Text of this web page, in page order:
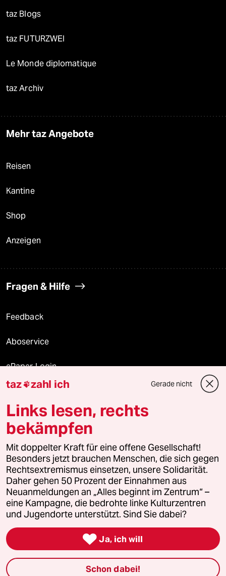
taz Blogs
taz FUTURZWEI
Le Monde diplomatique
taz Archiv
Mehr taz Angebote
Reisen
Kantine
Shop
Anzeigen
Fragen & Hilfe
Feedback
Aboservice
ePaper Login
Downloads für Abonnierende
© 2026 taz Verlags und Vertriebs GmbH
Alle Rechte vorbehalten. Bei rechtlichen Fragen oder für Genehmigungen
wenden Sie sich bitte an lizenzen@taz.de
Feedback Redaktionsstatut Kommune-Richtlinien
Leitlinie Informant Datenschutz Impressum AGB
Seitenwende Einwilligungen widerrufen (Ads)
taz zahl ich Gerade nicht
Links lesen, rechts
bekämpfen
Mit doppelter Kraft für eine offene Gesellschaft!
Besonders jetzt brauchen Menschen, die sich gegen
Rechtsextremismus einsetzen, unsere Solidarität.
Daher gehen 50 Prozent der Einnahmen aus
Neuanmeldungen an „Alles beginnt im Zentrum“ –
eine Kampagne, die bedrohte linke Kulturzentren
und Jugendorte unterstützt. Sind Sie dabei?
 Ja, ich will
Schon dabei!